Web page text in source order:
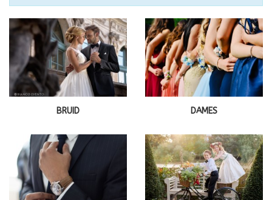
BRUID DAMES